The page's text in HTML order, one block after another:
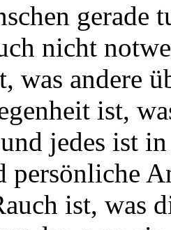
nicht
was andere
ist,
jedes ist
persönliche
ist, was